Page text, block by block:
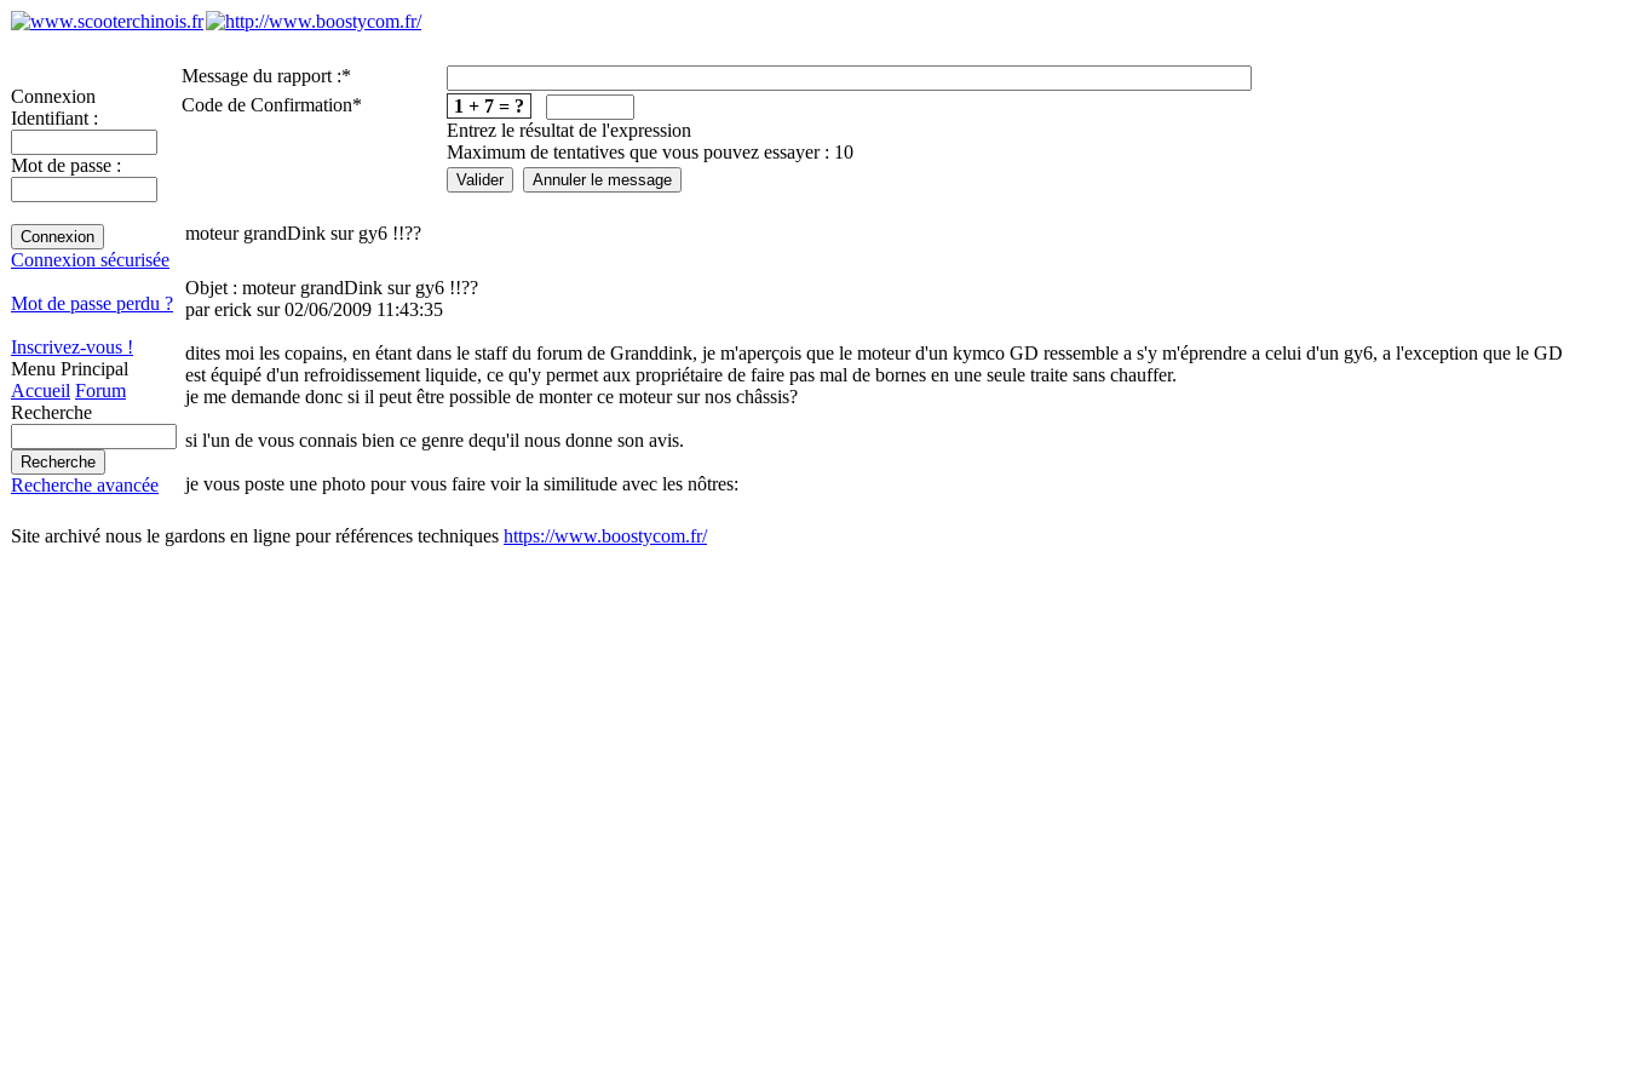
Connexion
Identifiant :
Mot de passe :
Connexion sécurisée
Mot de passe perdu ?
Inscrivez-vous !
Menu Principal
Accueil Forum
Recherche
Recherche avancée
Message du rapport :*
Code de Confirmation*
1 + 7 = ?
Entrez le résultat de l'expression
Maximum de tentatives que vous pouvez essayer : 10
moteur grandDink sur gy6 !!??
Objet : moteur grandDink sur gy6 !!??
par erick sur 02/06/2009 11:43:35
dites moi les copains, en étant dans le staff du forum de Granddink, je m'aperçois que le moteur d'un kymco GD ressemble a s'y m'éprendre a celui d'un gy6, a l'exception que le GD
est équipé d'un refroidissement liquide, ce qu'y permet aux propriétaire de faire pas mal de bornes en une seule traite sans chauffer.
je me demande donc si il peut être possible de monter ce moteur sur nos châssis?
si l'un de vous connais bien ce genre dequ'il nous donne son avis.
je vous poste une photo pour vous faire voir la similitude avec les nôtres:
Site archivé nous le gardons en ligne pour références techniques https://www.boostycom.fr/